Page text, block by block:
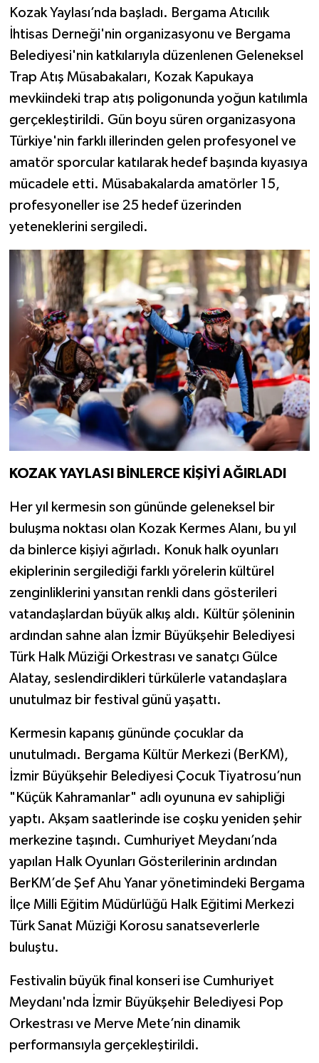
Kozak Yaylası’nda başladı. Bergama Atıcılık
İhtisas Derneği'nin organizasyonu ve Bergama
Belediyesi'nin katkılarıyla düzenlenen Geleneksel
Trap Atış Müsabakaları, Kozak Kapukaya
mevkiindeki trap atış poligonunda yoğun katılımla
gerçekleştirildi. Gün boyu süren organizasyona
Türkiye'nin farklı illerinden gelen profesyonel ve
amatör sporcular katılarak hedef başında kıyasıya
mücadele etti. Müsabakalarda amatörler 15,
profesyoneller ise 25 hedef üzerinden
yeteneklerini sergiledi.
KOZAK YAYLASI BİNLERCE KİŞİYİ AĞIRLADI
Her yıl kermesin son gününde geleneksel bir
buluşma noktası olan Kozak Kermes Alanı, bu yıl
da binlerce kişiyi ağırladı. Konuk halk oyunları
ekiplerinin sergilediği farklı yörelerin kültürel
zenginliklerini yansıtan renkli dans gösterileri
vatandaşlardan büyük alkış aldı. Kültür şöleninin
ardından sahne alan İzmir Büyükşehir Belediyesi
Türk Halk Müziği Orkestrası ve sanatçı Gülce
Alatay, seslendirdikleri türkülerle vatandaşlara
unutulmaz bir festival günü yaşattı.
Kermesin kapanış gününde çocuklar da
unutulmadı. Bergama Kültür Merkezi (BerKM),
İzmir Büyükşehir Belediyesi Çocuk Tiyatrosu’nun
"Küçük Kahramanlar" adlı oyununa ev sahipliği
yaptı. Akşam saatlerinde ise coşku yeniden şehir
merkezine taşındı. Cumhuriyet Meydanı’nda
yapılan Halk Oyunları Gösterilerinin ardından
BerKM’de Şef Ahu Yanar yönetimindeki Bergama
İlçe Milli Eğitim Müdürlüğü Halk Eğitimi Merkezi
Türk Sanat Müziği Korosu sanatseverlerle
buluştu.
Festivalin büyük final konseri ise Cumhuriyet
Meydanı'nda İzmir Büyükşehir Belediyesi Pop
Orkestrası ve Merve Mete’nin dinamik
performansıyla gerçekleştirildi.